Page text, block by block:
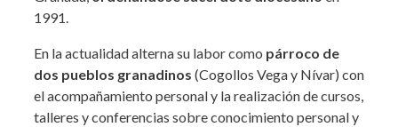
1991.
En la actualidad alterna su labor como párroco de
dos pueblos granadinos (Cogollos Vega y Nívar) con
el acompañamiento personal y la realización de cursos,
talleres y conferencias sobre conocimiento personal y